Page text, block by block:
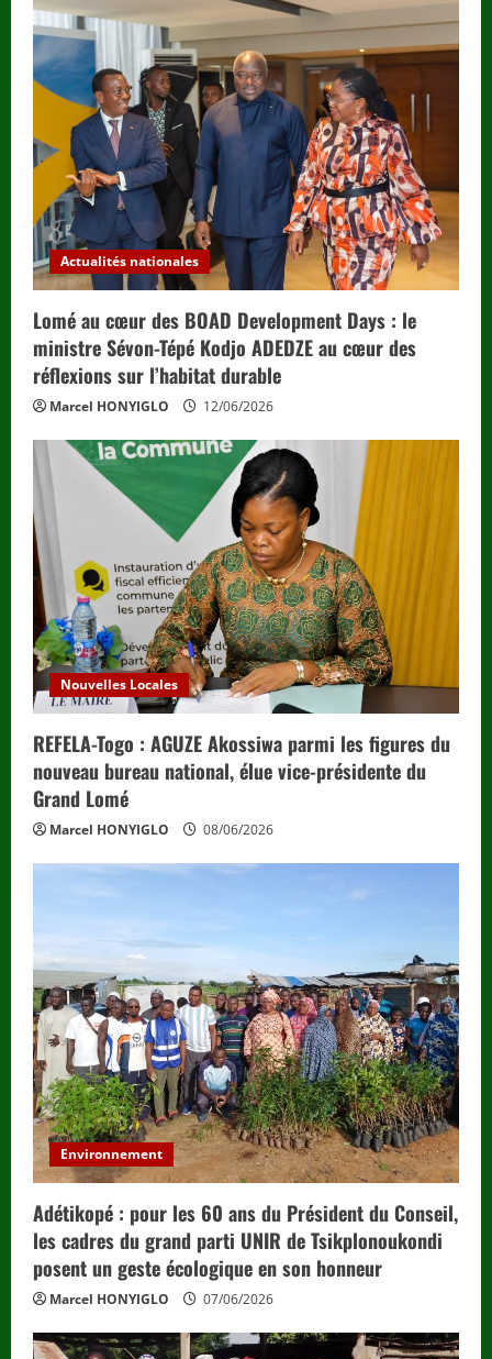
Actualités nationales
Lomé au cœur des BOAD Development Days : le
ministre Sévon-Tépé Kodjo ADEDZE au cœur des
réflexions sur l’habitat durable
Marcel HONYIGLO 12/06/2026
Nouvelles Locales
REFELA-Togo : AGUZE Akossiwa parmi les figures du
nouveau bureau national, élue vice-présidente du
Grand Lomé
Marcel HONYIGLO 08/06/2026
Environnement
Adétikopé : pour les 60 ans du Président du Conseil,
les cadres du grand parti UNIR de Tsikplonoukondi
posent un geste écologique en son honneur
Marcel HONYIGLO 07/06/2026